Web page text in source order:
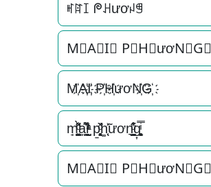
ꎭꍏꀤ ᖘꃅươꈤꁅ
M⃟A⃟I⃟ P⃟H⃟ươN⃟G⃟
M҉A҉I҉ P҉H҉ươN҉G҉
m̘͈̺̪͓ͩ͂̾ͪ̀̋a̘̫͈̭͌͛͌̇̇̍i̞̟̫̺ͭ̒ͭͣ p̱̱̬̻̞̩͎̌ͦ̏h͚̖̜̍̃͐ươn͉̠̙͉̗̺̋̋̔ͧ̊g͎͚̥͎͔͕ͥ̿
M⃗A⃗I⃗ P⃗H⃗ươN⃗G⃗